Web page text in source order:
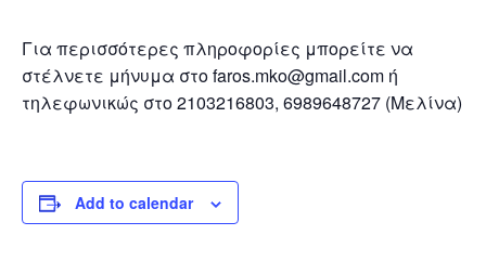
Για περισσότερες πληροφορίες μπορείτε να
στέλνετε μήνυμα στο faros.mko@gmail.com ή
τηλεφωνικώς στο 2103216803, 6989648727 (Μελίνα)
Add to calendar